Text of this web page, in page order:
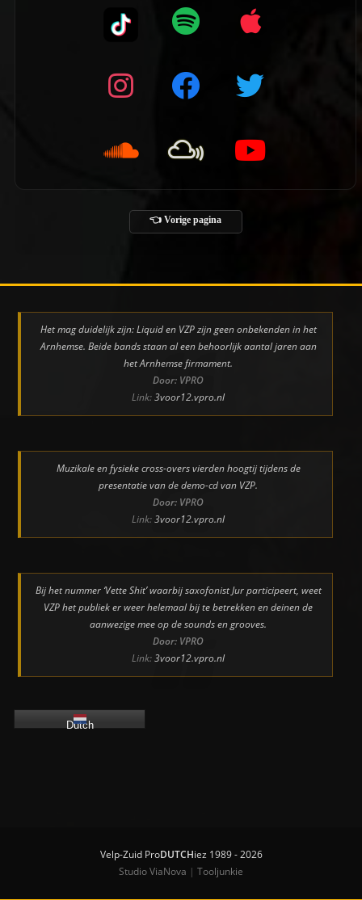
👈 Vorige pagina
Het mag duidelijk zijn: Liquid en VZP zijn geen onbekenden in het
Arnhemse. Beide bands staan al een behoorlijk aantal jaren aan
het Arnhemse firmament.
Door: VPRO
Link:3voor12.vpro.nl
Muzikale en fysieke cross-overs vierden hoogtij tijdens de
presentatie van de demo-cd van VZP.
Door: VPRO
Link:3voor12.vpro.nl
Bij het nummer ‘Vette Shit’ waarbij saxofonist Jur participeert, weet
VZP het publiek er weer helemaal bij te betrekken en deinen de
aanwezige mee op de sounds en grooves.
Door: VPRO
Link:3voor12.vpro.nl
Dutch
Velp-Zuid ProDUTCHiez 1989 - 2026
Studio ViaNova | Tooljunkie